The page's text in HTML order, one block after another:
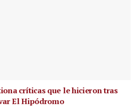
críticas que le hicieron tras
El Hipódromo